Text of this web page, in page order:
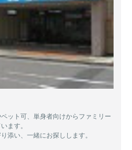
ット可、単身者向けからファミリー
ます。
添い、一緒にお探しします。